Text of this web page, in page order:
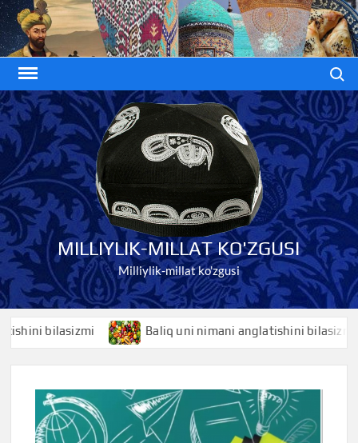
Skip
to
content
MILLIYLIK-MILLAT KO'ZGUSI
Milliylik-millat ko'zgusi
bilasizmi Baliq uni nimani anglatishini bilasizmi